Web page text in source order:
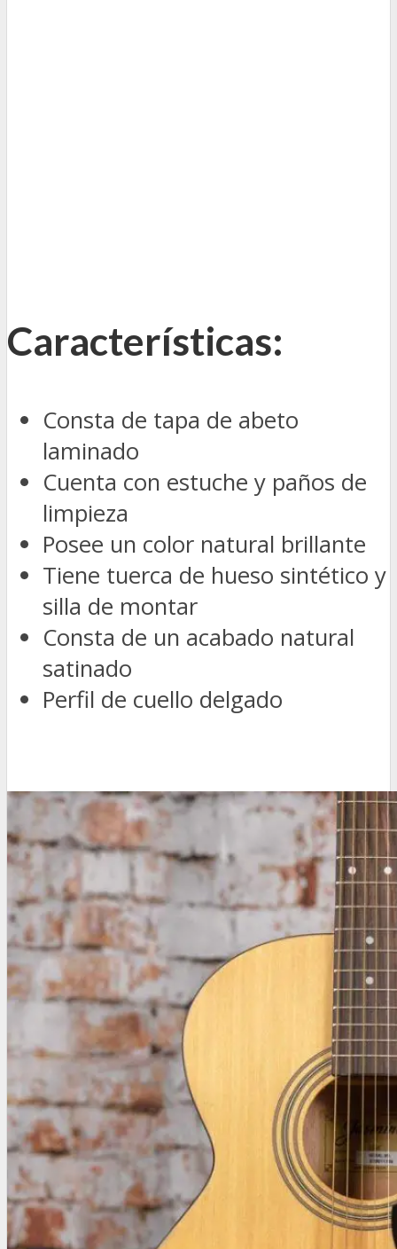
Características:
Consta de tapa de abeto
laminado
Cuenta con estuche y paños de
limpieza
Posee un color natural brillante
Tiene tuerca de hueso sintético y
silla de montar
Consta de un acabado natural
satinado
Perfil de cuello delgado